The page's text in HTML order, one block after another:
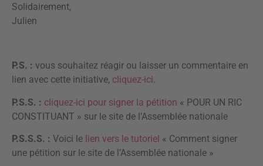
Solidairement,
Julien
P.S. : vous souhaitez réagir ou laisser un commentaire en
lien avec cette initiative, cliquez-ici.
P.S.S. : cliquez-ici pour signer la pétition « POUR UN RIC
CONSTITUANT » sur le site de l’Assemblée nationale
P.S.S.S. : Voici le lien vers le tutoriel « Comment signer
une pétition sur le site de l’Assemblée nationale »